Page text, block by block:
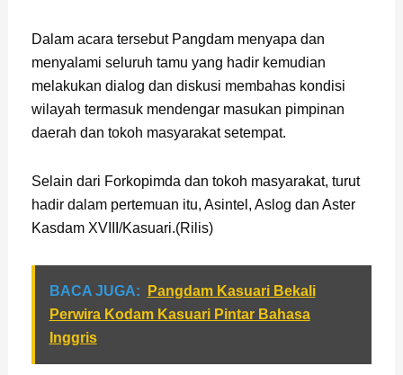
Dalam acara tersebut Pangdam menyapa dan
menyalami seluruh tamu yang hadir kemudian
melakukan dialog dan diskusi membahas kondisi
wilayah termasuk mendengar masukan pimpinan
daerah dan tokoh masyarakat setempat.
Selain dari Forkopimda dan tokoh masyarakat, turut
hadir dalam pertemuan itu, Asintel, Aslog dan Aster
Kasdam XVIII/Kasuari.(Rilis)
BACA JUGA:
Pangdam Kasuari Bekali
Perwira Kodam Kasuari Pintar Bahasa
Inggris